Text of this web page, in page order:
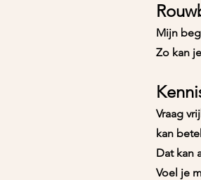
Mijn
Zo kan
Vraag
kan
Dat kan
Voel je